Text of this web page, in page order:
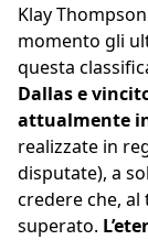
Klay
momento gli
questa
Dallas e
attualmente
realizzate in
disputate), a
credere che,
superato.